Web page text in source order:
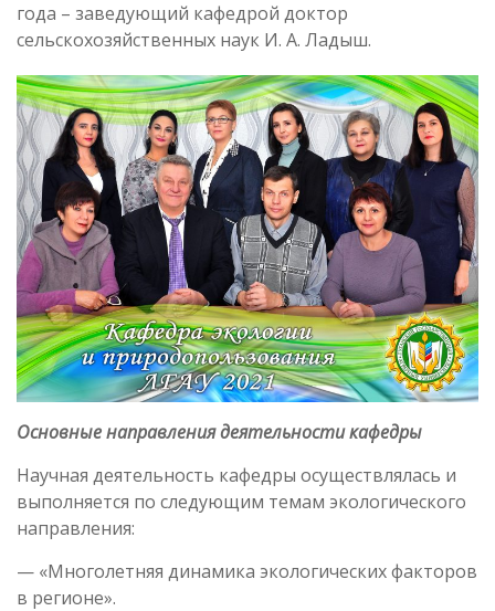
года – заведующий кафедрой доктор
сельскохозяйственных наук И. А. Ладыш.
Основные направления деятельности кафедры
Научная деятельность кафедры осуществлялась и
выполняется по следующим темам экологического
направления:
— «Многолетняя динамика экологических факторов
в регионе».